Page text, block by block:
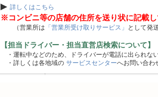
▶ 詳しくはこちら
※コンビニ等の店舗の住所を送り状に記載
（営業所は 「営業所受け取りサービス」 として発
【担当ドライバー・担当直営店検索について】
・運転中などのため、ドライバーが電話に出られな
・詳しくは各地域の サービスセンターへお問い合わ